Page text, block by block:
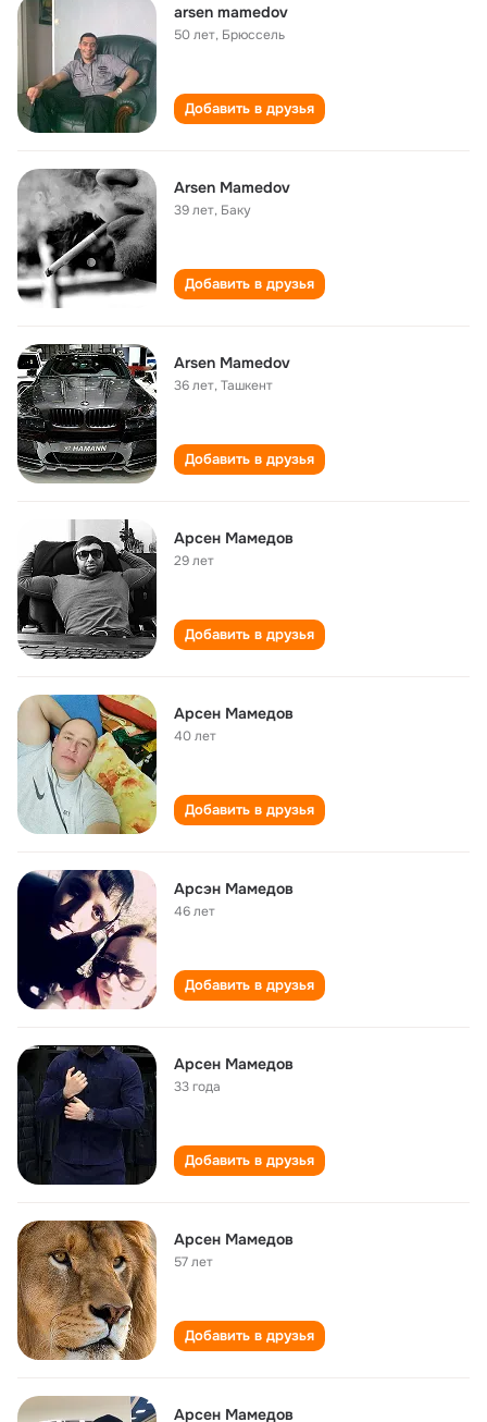
arsen mamedov
50 лет, Брюссель
Добавить в друзья
Arsen Mamedov
39 лет, Баку
Добавить в друзья
Arsen Mamedov
36 лет,Ташкент
Добавить в друзья
Арсен Мамедов
29 лет
Добавить в друзья
Арсен Мамедов
40 лет
Добавить в друзья
Арсэн Мамедов
46 лет
Добавить в друзья
Арсен Мамедов
33 года
Добавить в друзья
Арсен Мамедов
57 лет
Добавить в друзья
Арсен Мамедов